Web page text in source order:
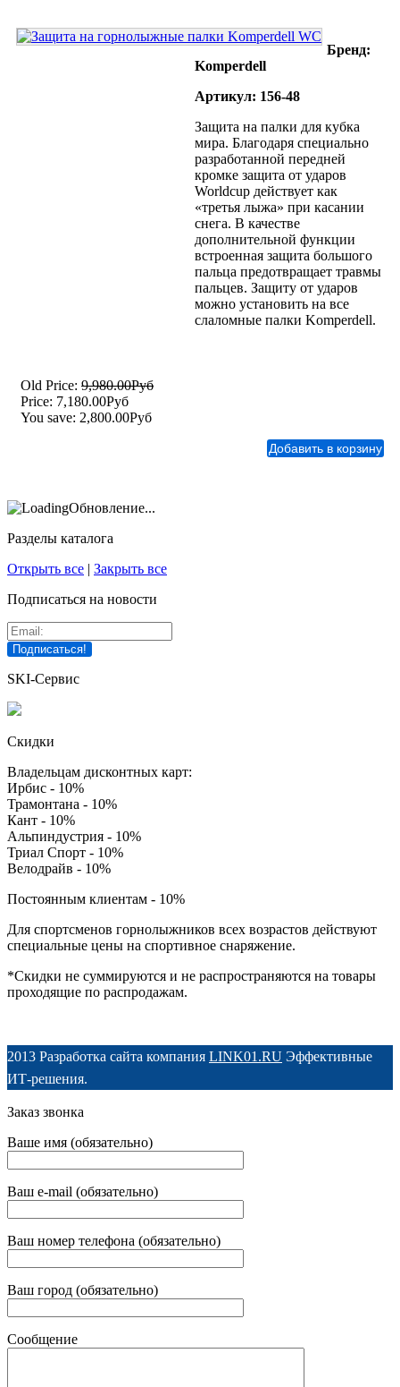
Бренд:
Komperdell
Артикул: 156-48
Защита на палки для кубка
мира. Благодаря специально
разработанной передней
кромке защита от ударов
Worldcup действует как
«третья лыжа» при касании
снега. В качестве
дополнительной функции
встроенная защита большого
пальца предотвращает травмы
пальцев. Защиту от ударов
можно установить на все
слаломные палки Komperdell.
Old Price: 9,980.00Руб
Price: 7,180.00Руб
You save: 2,800.00Руб
Обновление...
Разделы каталога
Открыть все | Закрыть все
Подписаться на новости
SKI-Сервис
Скидки
Владельцам дисконтных карт:
Ирбис - 10%
Трамонтана - 10%
Кант - 10%
Альпиндустрия - 10%
Триал Спорт - 10%
Велодрайв - 10%
Постоянным клиентам - 10%
Для спортсменов горнолыжников всех возрастов действуют
специальные цены на спортивное снаряжение.
*Скидки не суммируются и не распространяются на товары
проходящие по распродажам.
2013 Разработка сайта компания LINK01.RU Эффективные
ИТ-решения.
Заказ звонка
Ваше имя (обязательно)
Ваш e-mail (обязательно)
Ваш номер телефона (обязательно)
Ваш город (обязательно)
Сообщение